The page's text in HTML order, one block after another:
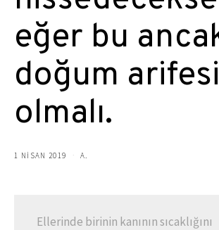
eğer bu
doğum
olmalı.
1 NISAN 2019 A.
Ellerinde birinin kanının sıcaklığını